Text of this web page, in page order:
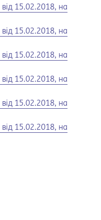
15.02.2018, на
15.02.2018, на
15.02.2018, на
15.02.2018, на
15.02.2018, на
15.02.2018, на